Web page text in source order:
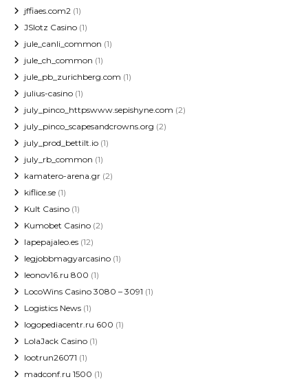
jffiaes.com2 (1)
JSlotz Casino (1)
jule_canli_common (1)
jule_ch_common (1)
jule_pb_zurichberg.com (1)
julius-casino (1)
july_pinco_httpswww.sepishyne.com (2)
july_pinco_scapesandcrowns.org (2)
july_prod_bettilt.io (1)
july_rb_common (1)
kamatero-arena.gr (2)
kiflice.se (1)
Kult Casino (1)
Kumobet Casino (2)
lapepajaleo.es (12)
legjobbmagyarcasino (1)
leonov16.ru 800 (1)
LocoWins Casino 3080 – 3091 (1)
Logistics News (1)
logopediacentr.ru 600 (1)
LolaJack Casino (1)
lootrun26071 (1)
madconf.ru 1500 (1)